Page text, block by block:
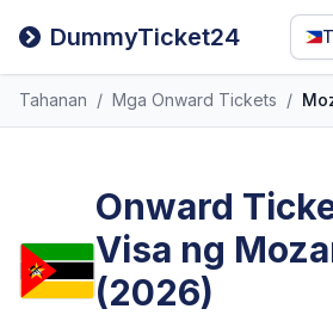
DummyTicket24
Tahanan / Mga Onward Tickets /
Onward
Visa ng
(2026)